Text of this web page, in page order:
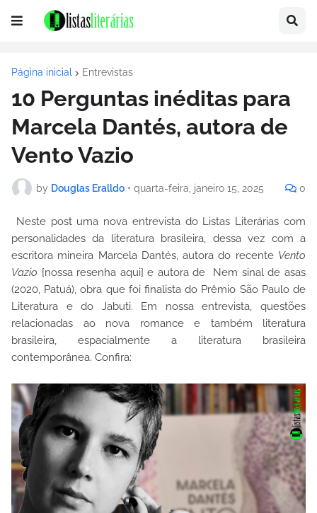
Página inicial Entrevistas
10 Perguntas inéditas para
Marcela Dantés, autora de
Vento Vazio
by Douglas Eralldo • quarta-feira, janeiro 15, 2025 0
Neste post uma nova entrevista do Listas Literárias com
personalidades da literatura brasileira, dessa vez com a
escritora mineira Marcela Dantés, autora do recente Vento
Vazio [nossa resenha aqui] e autora de Nem sinal de asas
(2020, Patuá), obra que foi finalista do Prêmio São Paulo de
Literatura e do Jabuti. Em nossa entrevista, questões
relacionadas ao nova romance e também literatura
brasileira, espacialmente a literatura brasileira
contemporânea. Confira: